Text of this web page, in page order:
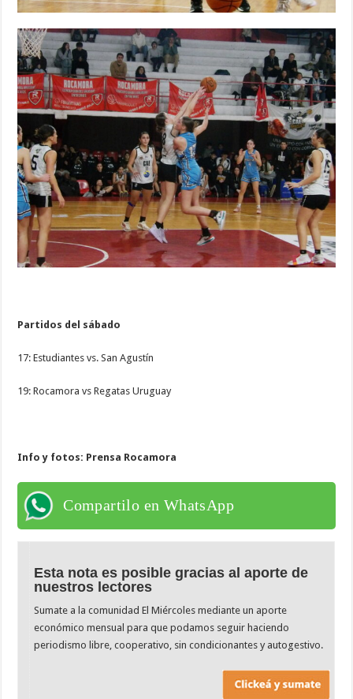
Partidos del sábado
17: Estudiantes vs. San Agustín
19: Rocamora vs Regatas Uruguay
Info y fotos: Prensa Rocamora
Compartilo en WhatsApp
Esta nota es posible gracias al aporte de
nuestros lectores
Sumate a la comunidad El Miércoles mediante un aporte
económico mensual para que podamos seguir haciendo
periodismo libre, cooperativo, sin condicionantes y autogestivo.